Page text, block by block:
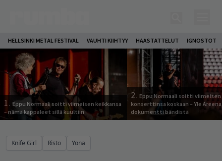
HELLSINKI METAL FESTIVAL VAUHTI KIIHTYY HAASTATTELUT IGNOSTOT
1. Eppu Normaali soitti viimeisen keikkansa
– nämä kappaleet sillä kuultiin
2. Eppu Normaali soitti viimeisen
konserttinsa koskaan – Yle
dokumentti bändistä
Knife Girl Risto Yona